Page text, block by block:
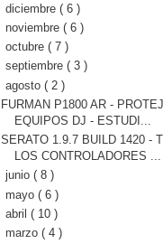
diciembre ( 6 )
noviembre ( 6 )
octubre ( 7 )
septiembre ( 3 )
agosto ( 2 )
FURMAN P1800 AR -
EQUIPOS DJ - ESTUDI...
SERATO 1.9.7 BUILD 1420 -
LOS CONTROLADORES ...
junio ( 8 )
mayo ( 6 )
abril ( 10 )
marzo ( 4 )